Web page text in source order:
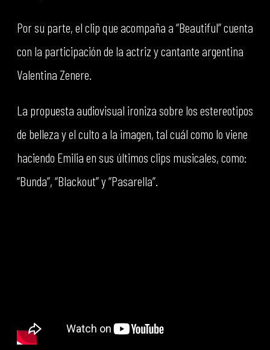
Por su parte, el clip que acompaña a “Beautiful” cuenta
con la participación de la actriz y cantante argentina
Valentina Zenere.
La propuesta audiovisual ironiza sobre los estereotipos
de belleza y el culto a la imagen, tal cuál como lo viene
haciendo Emilia en sus últimos clips musicales, como:
“Bunda”, “Blackout” y “Pasarella”.